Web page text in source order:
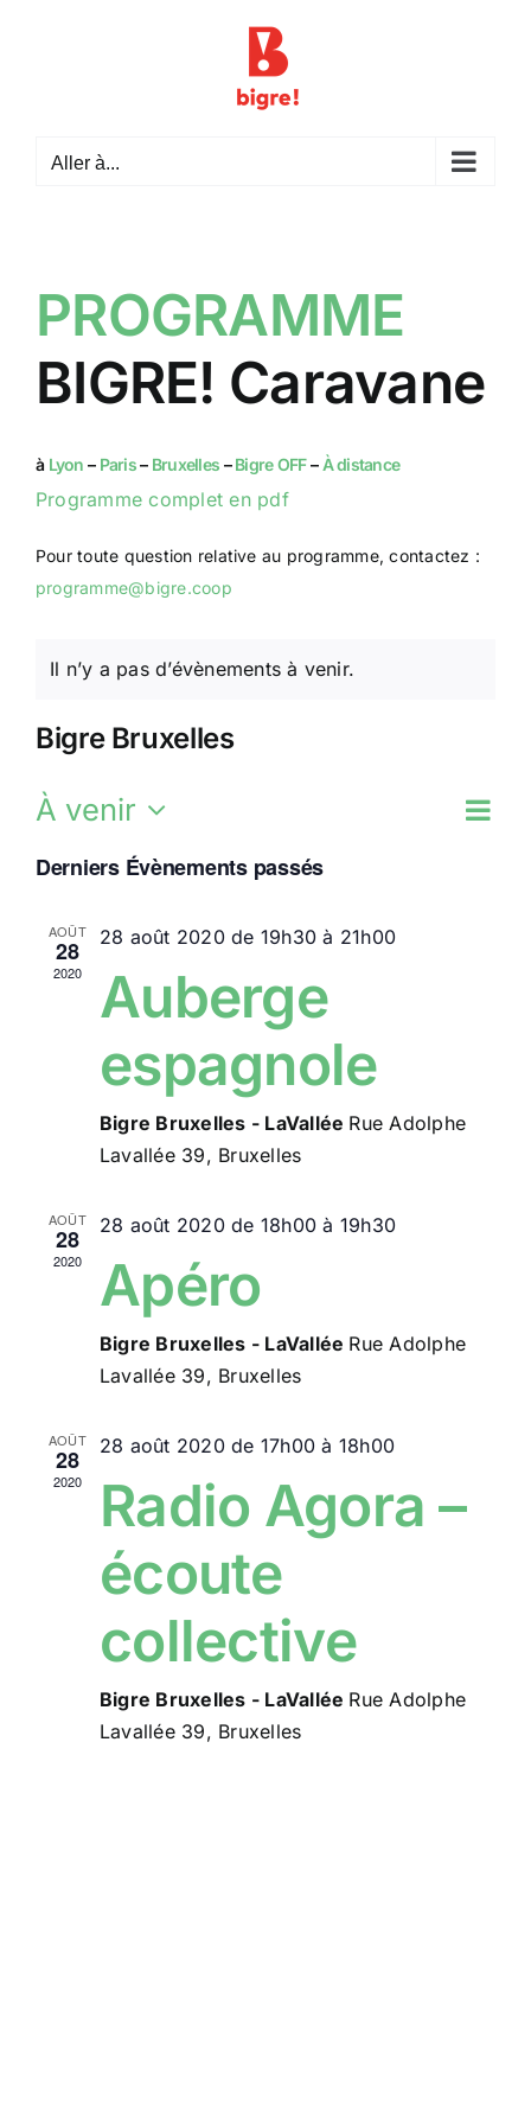
Aller à...
PROGRAMME
BIGRE! Caravane
à Lyon – Paris– Bruxelles –Bigre OFF– À distance
Programme complet en pdf
Pour toute question relative au programme, contactez :
programme@bigre.coop
Il n’y a pas d’évènements à venir.
Bigre Bruxelles
Liste
À venir
Sélectionnez
une
Derniers Évènements passés
AOÛT
28
2020
28 août 2020 de 19h30 à 21h00
Auberge
espagnole
Bigre Bruxelles - LaVallée Rue Adolphe
Lavallée 39, Bruxelles
AOÛT
28
2020
28 août 2020 de 18h00 à 19h30
Apéro
Bigre Bruxelles - LaVallée Rue Adolphe
Lavallée 39, Bruxelles
AOÛT
28
2020
28 août 2020 de 17h00 à 18h00
Radio Agora –
écoute
collective
Bigre Bruxelles - LaVallée Rue Adolphe
Lavallée 39, Bruxelles